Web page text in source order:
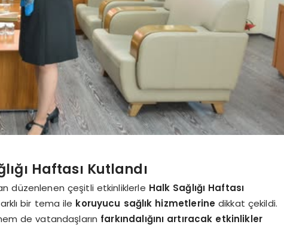
Haftası Kutlandı
düzenlenen çeşitli etkinliklerle Halk Sağlığı Haftası
bir tema ile koruyucu sağlık hizmetlerine dikkat çekildi.
de vatandaşların farkındalığını artıracak etkinlikler